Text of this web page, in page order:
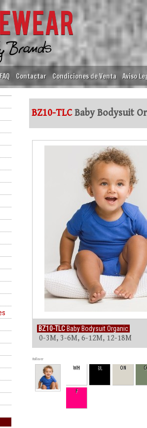
FAQ Contactar Condiciones de Venta Aviso
BZ10-TLCBaby Bodysuit
BZ10-TLC Baby Bodysuit Organic
0-3M, 3-6M, 6-12M, 12-18M
Rollover
WH BL ON
F